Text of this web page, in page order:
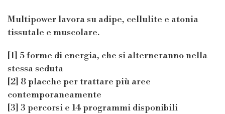
Multipower lavora su adipe, cellulite e atonia
tissutale e muscolare.
[1] 5 forme di energia, che si alterneranno nella
stessa seduta
[2] 8 placche per trattare più aree
contemporaneamente
[3] 3 percorsi e 14 programmi disponibili